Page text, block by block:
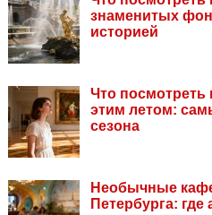
знаменитых
историей
Что посмотреть
этим летом:
сезона
Необычные
Петербурга: